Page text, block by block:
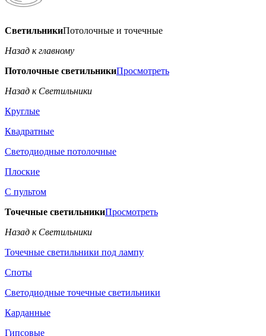
СветильникиПотолочные и точечные
Назад к главному
Потолочные светильникиПросмотреть
Назад к Светильники
Круглые
Квадратные
Светодиодные потолочные
Плоские
С пультом
Точечные светильникиПросмотреть
Назад к Светильники
Точечные светильники под лампу
Споты
Светодиодные точечные светильники
Карданные
Гипсовые